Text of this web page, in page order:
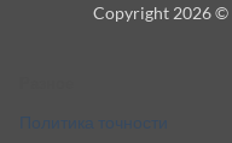
Copyright 2026 ©
Политика точности